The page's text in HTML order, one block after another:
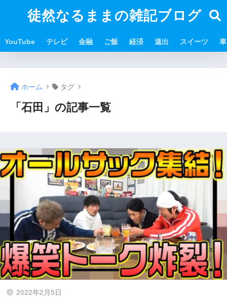
徒然なるままの雑記ブログ
YouTube テレビ 金融 ご飯 経済 遠出 スイーツ 車
ホーム タグ
「石田」の記事一覧
2022年2月5日